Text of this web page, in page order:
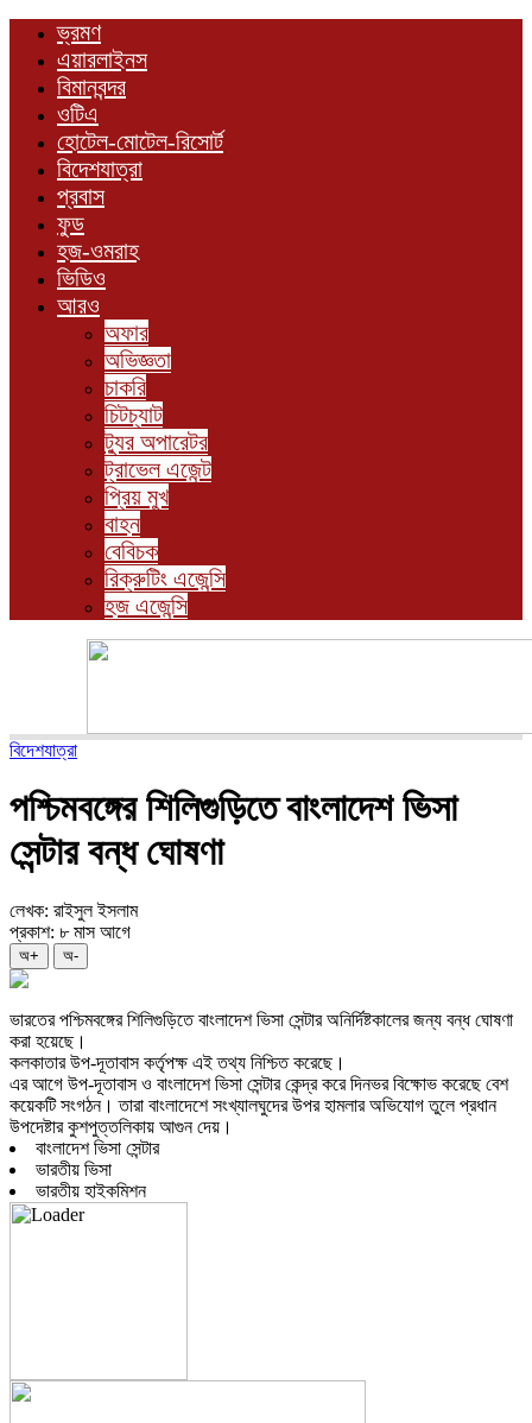
ভ্রমণ
এয়ারলাইনস
বিমানবন্দর
ওটিএ
হোটেল-মোটেল-রিসোর্ট
বিদেশযাত্রা
প্রবাস
ফুড
হজ-ওমরাহ
ভিডিও
আরও
অফার
অভিজ্ঞতা
চাকরি
চিটচ্যাট
ট্যুর অপারেটর
ট্রাভেল এজেন্ট
প্রিয় মুখ
বাহন
বেবিচক
রিক্রুটিং এজেন্সি
হজ এজেন্সি
বিদেশযাত্রা
পশ্চিমবঙ্গের শিলিগুড়িতে বাংলাদেশ ভিসা
সেন্টার বন্ধ ঘোষণা
লেখক: রাইসুল ইসলাম
প্রকাশ: ৮ মাস আগে
অ+ অ-
ভারতের পশ্চিমবঙ্গের শিলিগুড়িতে বাংলাদেশ ভিসা সেন্টার অনির্দিষ্টকালের জন্য বন্ধ ঘোষণা
করা হয়েছে।
কলকাতার উপ-দূতাবাস কর্তৃপক্ষ এই তথ্য নিশ্চিত করেছে।
এর আগে উপ-দূতাবাস ও বাংলাদেশ ভিসা সেন্টার কেন্দ্র করে দিনভর বিক্ষোভ করেছে বেশ
কয়েকটি সংগঠন। তারা বাংলাদেশে সংখ্যালঘুদের উপর হামলার অভিযোগ তুলে প্রধান
উপদেষ্টার কুশপুত্তলিকায় আগুন দেয়।
বাংলাদেশ ভিসা সেন্টার
ভারতীয় ভিসা
ভারতীয় হাইকমিশন